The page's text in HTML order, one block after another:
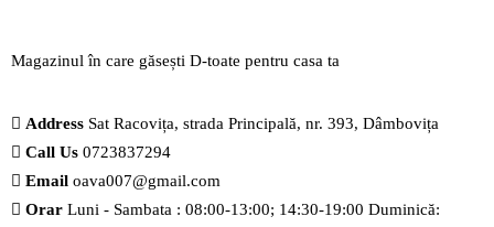
Magazinul în care găsești D-toate pentru casa ta
Address Sat Racovița, strada Principală, nr. 393, Dâmbovița
Call Us 0723837294
Email oava007@gmail.com
Orar Luni - Sambata : 08:00-13:00; 14:30-19:00 Duminică: